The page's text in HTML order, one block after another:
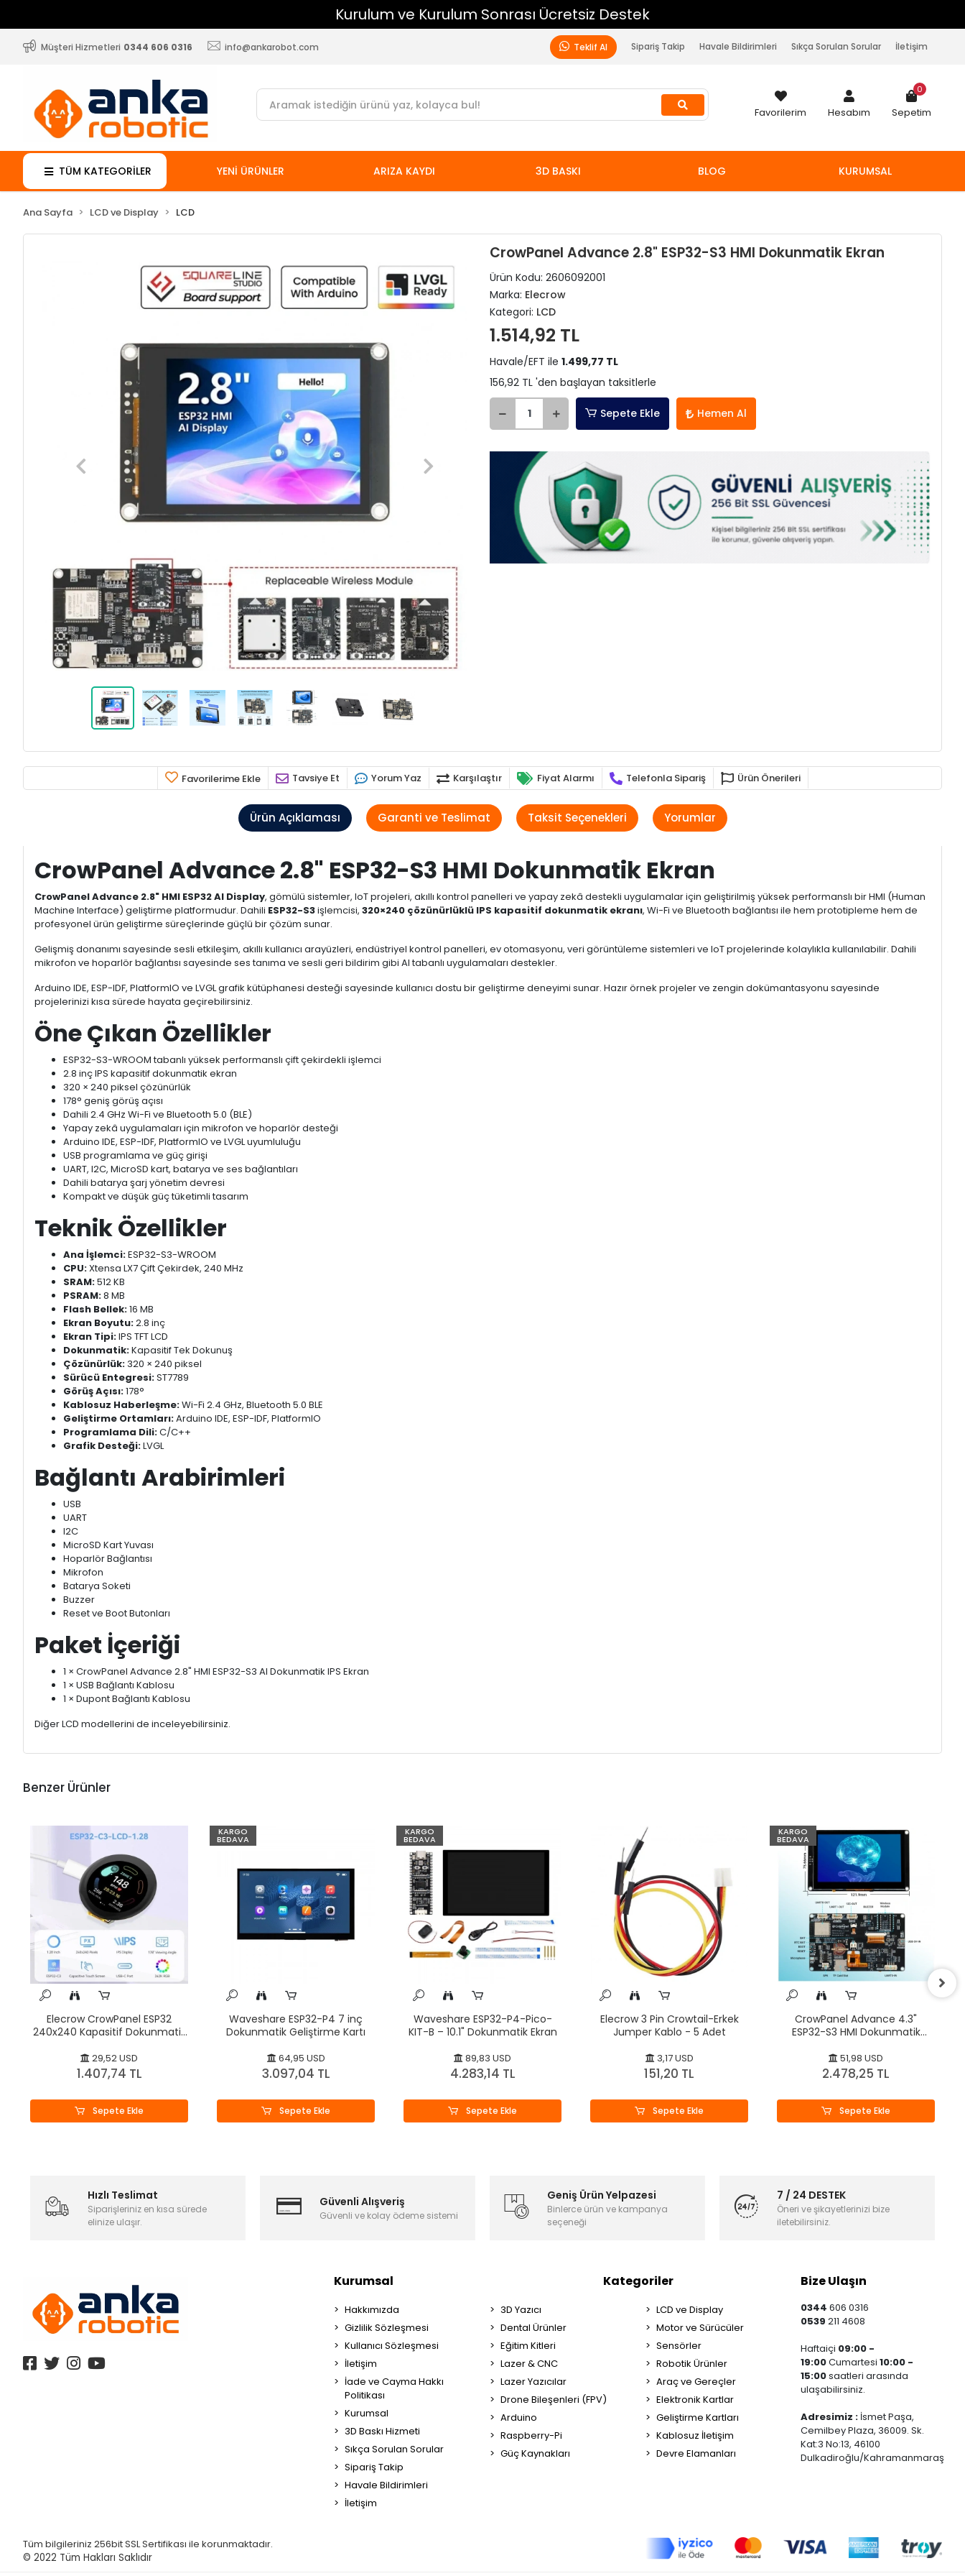
Kurulum ve Kurulum Sonrası Ücretsiz Destek
Müşteri Hizmetleri 0344 606 0316 info@ankarobot.com Teklif Al Sipariş Takip Havale Bildirimleri Sıkça Sorulan Sorular İletişim
Favorilerim Hesabım Sepetim
0
TÜM KATEGORİLER YENİ ÜRÜNLER ARIZA KAYDI 3D BASKI BLOG KURUMSAL
Ana Sayfa LCD ve Display LCD
CrowPanel Advance 2.8" ESP32-S3 HMI Dokunmatik Ekran
Ürün Kodu: 2606092001
Marka: Elecrow
Kategori: LCD
1.514,92 TL
Havale/EFT ile 1.499,77 TL
156,92 TL 'den başlayan taksitlerle
Sepete Ekle Hemen Al
Favorilerime Ekle Tavsiye Et Yorum Yaz Karşılaştır Fiyat Alarmı Telefonla Sipariş Ürün Önerileri
Ürün Açıklaması Garanti ve Teslimat Taksit Seçenekleri Yorumlar
CrowPanel Advance 2.8" ESP32-S3 HMI Dokunmatik Ekran
CrowPanel Advance 2.8" HMI ESP32 AI Display, gömülü sistemler, IoT projeleri, akıllı kontrol panelleri ve yapay zekâ destekli uygulamalar için geliştirilmiş yüksek performanslı bir HMI (Human
Machine Interface) geliştirme platformudur. Dahili ESP32-S3işlemcisi, 320×240 çözünürlüklü IPS kapasitif dokunmatik ekranı, Wi-Fi ve Bluetooth bağlantısı ile hem prototipleme hem de
profesyonel ürün geliştirme süreçlerinde güçlü bir çözüm sunar.
Gelişmiş donanımı sayesinde sesli etkileşim, akıllı kullanıcı arayüzleri, endüstriyel kontrol panelleri, ev otomasyonu, veri görüntüleme sistemleri ve IoT projelerinde kolaylıkla kullanılabilir. Dahili
mikrofon ve hoparlör bağlantısı sayesinde ses tanıma ve sesli geri bildirim gibi AI tabanlı uygulamaları destekler.
Arduino IDE, ESP-IDF, PlatformIO ve LVGL grafik kütüphanesi desteği sayesinde kullanıcı dostu bir geliştirme deneyimi sunar. Hazır örnek projeler ve zengin dokümantasyonu sayesinde
projelerinizi kısa sürede hayata geçirebilirsiniz.
Öne Çıkan Özellikler
ESP32-S3-WROOM tabanlı yüksek performanslı çift çekirdekli işlemci
2.8 inç IPS kapasitif dokunmatik ekran
320 × 240 piksel çözünürlük
178° geniş görüş açısı
Dahili 2.4 GHz Wi-Fi ve Bluetooth 5.0 (BLE)
Yapay zekâ uygulamaları için mikrofon ve hoparlör desteği
Arduino IDE, ESP-IDF, PlatformIO ve LVGL uyumluluğu
USB programlama ve güç girişi
UART, I2C, MicroSD kart, batarya ve ses bağlantıları
Dahili batarya şarj yönetim devresi
Kompakt ve düşük güç tüketimli tasarım
Teknik Özellikler
Ana İşlemci:ESP32-S3-WROOM
CPU:Xtensa LX7 Çift Çekirdek, 240 MHz
SRAM:512 KB
PSRAM:8 MB
Flash Bellek:16 MB
Ekran Boyutu:2.8 inç
Ekran Tipi:IPS TFT LCD
Dokunmatik:Kapasitif Tek Dokunuş
Çözünürlük:320 × 240 piksel
Sürücü Entegresi:ST7789
Görüş Açısı:178°
Kablosuz Haberleşme:Wi-Fi 2.4 GHz, Bluetooth 5.0 BLE
Geliştirme Ortamları:Arduino IDE, ESP-IDF, PlatformIO
Programlama Dili:C/C++
Grafik Desteği:LVGL
Bağlantı Arabirimleri
USB
UART
I2C
MicroSD Kart Yuvası
Hoparlör Bağlantısı
Mikrofon
Batarya Soketi
Buzzer
Reset ve Boot Butonları
Paket İçeriği
1 × CrowPanel Advance 2.8" HMI ESP32-S3 AI Dokunmatik IPS Ekran
1 × USB Bağlantı Kablosu
1 × Dupont Bağlantı Kablosu
Diğer LCD modellerini de inceleyebilirsiniz.
Benzer Ürünler
Elecrow CrowPanel ESP32
240x240 Kapasitif Dokunmatik
29,52 USD
1.407,74 TL
Sepete Ekle
KARGO
BEDAVA
Waveshare ESP32-P4 7 inç
Dokunmatik Geliştirme Kartı
64,95 USD
3.097,04 TL
Sepete Ekle
KARGO
BEDAVA
Waveshare ESP32-P4-Pico-
KIT-B – 10.1" Dokunmatik Ekran
89,83 USD
4.283,14 TL
Sepete Ekle
Elecrow 3 Pin Crowtail-Erkek
Jumper Kablo - 5 Adet
3,17 USD
151,20 TL
Sepete Ekle
KARGO
BEDAVA
CrowPanel Advance 4.3"
ESP32-S3 HMI Dokunmatik
51,98 USD
2.478,25 TL
Sepete Ekle
Hızlı Teslimat
Siparişleriniz en kısa sürede
elinize ulaşır.
Güvenli Alışveriş
Güvenli ve kolay ödeme sistemi
Geniş Ürün Yelpazesi
Binlerce ürün ve kampanya
seçeneği
7 / 24 DESTEK
Öneri ve şikayetlerinizi bize
iletebilirsiniz.
Kurumsal
Hakkımızda
Gizlilik Sözleşmesi
Kullanıcı Sözleşmesi
İletişim
İade ve Cayma Hakkı
Politikası
Kurumsal
3D Baskı Hizmeti
Sıkça Sorulan Sorular
Sipariş Takip
Havale Bildirimleri
İletişim
Kategoriler
3D Yazıcı
Dental Ürünler
Eğitim Kitleri
Lazer & CNC
Lazer Yazıcılar
Drone Bileşenleri (FPV)
Arduino
Raspberry-Pi
Güç Kaynakları
LCD ve Display
Motor ve Sürücüler
Sensörler
Robotik Ürünler
Araç ve Gereçler
Elektronik Kartlar
Geliştirme Kartları
Kablosuz İletişim
Devre Elamanları
Bize Ulaşın
0344606 0316
0539211 4608
Haftaiçi 09:00 -
19:00Cumartesi10:00 -
15:00saatleri arasında
ulaşabilirsiniz.
Adresimiz : İsmet Paşa,
Cemilbey Plaza, 36009. Sk.
Kat:3 No:13, 46100
Dulkadiroğlu/Kahramanmaraş
Tüm bilgileriniz 256bit SSL Sertifikası ile korunmaktadır.
© 2022 Tüm Hakları Saklıdır